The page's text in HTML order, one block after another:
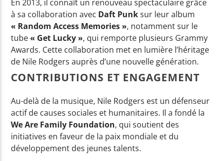
En 2013, il connaît un renouveau spectaculaire grâce
à sa collaboration avec Daft Punksur leur album
« Random Access Memories », notamment sur le
tube« Get Lucky », qui remporte plusieurs Grammy
Awards. Cette collaboration met en lumière l’héritage
de Nile Rodgers auprès d’une nouvelle génération.
CONTRIBUTIONS ET ENGAGEMENT
Au-delà de la musique, Nile Rodgers est un défenseur
actif de causes sociales et humanitaires. Il a fondé la
We Are Family Foundation, qui soutient des
initiatives en faveur de la paix mondiale et du
développement des jeunes talents.